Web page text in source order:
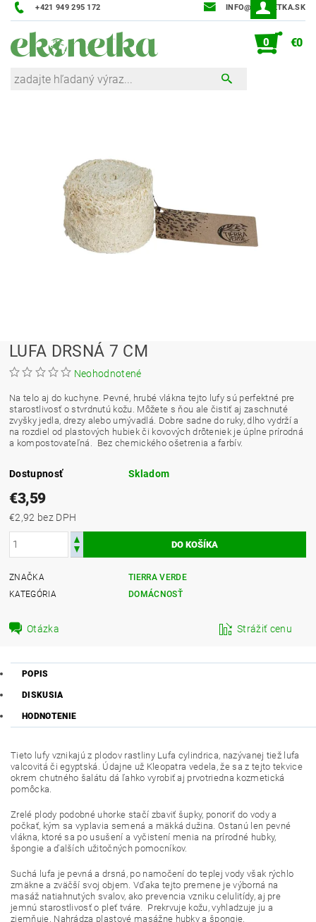
+421 949 295 172 INFO@EKONETKA.SK
0 €0
LUFA DRSNÁ 7 CM
Neohodnotené
Na telo aj do kuchyne. Pevné, hrubé vlákna tejto lufy sú perfektné pre
starostlivosť o stvrdnutú kožu. Môžete s ňou ale čistiť aj zaschnuté
zvyšky jedla, drezy alebo umývadlá. Dobre sadne do ruky, dlho vydrží a
na rozdiel od plastových hubiek či kovových drôteniek je úplne prírodná
a kompostovateľná. Bez chemického ošetrenia a farbív.
Dostupnosť Skladom
€3,59
€2,92 bez DPH
ZNAČKA
TIERRA VERDE
KATEGÓRIA
DOMÁCNOSŤ
Otázka Strážiť cenu
POPIS
DISKUSIA
HODNOTENIE
Tieto lufy vznikajú z plodov rastliny Lufa cylindrica, nazývanej tiež lufa
valcovitá či egyptská. Údajne už Kleopatra vedela, že sa z tejto tekvice
okrem chutného šalátu dá ľahko vyrobiť aj prvotriedna kozmetická
pomôcka.
Zrelé plody podobné uhorke stačí zbaviť šupky, ponoriť do vody a
počkať, kým sa vyplavia semená a mäkká dužina. Ostanú len pevné
vlákna, ktoré sa po usušení a vyčistení menia na prírodné hubky,
špongie a ďalších užitočných pomocníkov.
Suchá lufa je pevná a drsná, po namočení do teplej vody však rýchlo
zmäkne a zväčší svoj objem. Vďaka tejto premene je výborná na
masáž natiahnutých svalov, ako prevencia vzniku celulitídy, aj pre
jemnú starostlivosť o pleť tváre. Prekrvuje kožu, vyhladzuje ju a
zjemňuje. Nahrádza plastové masážne hubky a špongie.